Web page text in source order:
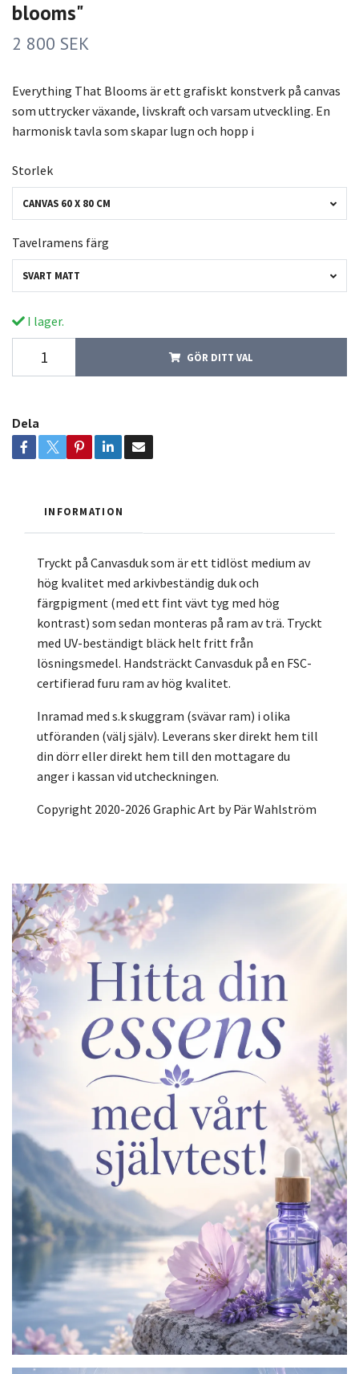
blooms"
2 800 SEK
Everything That Blooms är ett grafiskt konstverk på canvas
som uttrycker växande, livskraft och varsam utveckling. En
harmonisk tavla som skapar lugn och hopp i
Storlek
CANVAS 60 X 80 CM
Tavelramens färg
SVART MATT
I lager.
GÖR DITT VAL
Dela
INFORMATION
Tryckt på Canvasduk som är ett tidlöst medium av
hög kvalitet med arkivbeständig duk och
färgpigment (med ett fint vävt tyg med hög
kontrast) som sedan monteras på ram av trä. Tryckt
med UV-beständigt bläck helt fritt från
lösningsmedel. Handsträckt Canvasduk på en FSC-
certifierad furu ram av hög kvalitet.
Inramad med s.k skuggram (svävar ram) i olika
utföranden (välj själv). Leverans sker direkt hem till
din dörr eller direkt hem till den mottagare du
anger i kassan vid utcheckningen.
Copyright 2020-2026 Graphic Art by Pär Wahlström